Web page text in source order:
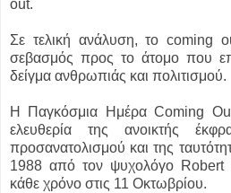
out.
Σε τελική ανάλυση, το coming
σεβασμός προς το άτομο που
δείγμα ανθρωπιάς και πολιτισμού.
Η Παγκόσμια Ημέρα Coming Out
ελευθερία της ανοικτής
προσανατολισμού και της
1988 από τον ψυχολόγο Robert
κάθε χρόνο στις 11 Οκτωβρίου.